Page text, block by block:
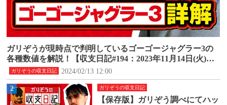
ガリぞうの収支日記
ガリぞうが現時点で判明しているゴーゴージャグラー3の
各種数値を解説！【収支日記#194：2023年11月14日(火)～1
1月20日(月)】
2024/02/13 12:00
2 ガリぞうの収支日記
【保存版】ガリぞう調べにてハッ